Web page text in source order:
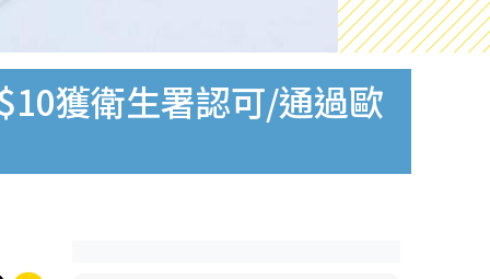
獲衛生署認可/通過歐